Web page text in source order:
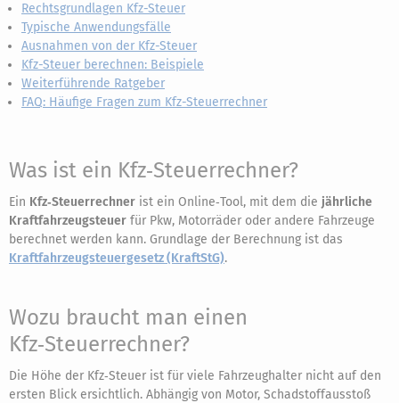
Rechtsgrundlagen Kfz-Steuer
Typische Anwendungsfälle
Ausnahmen von der Kfz-Steuer
Kfz-Steuer berechnen: Beispiele
Weiterführende Ratgeber
FAQ: Häufige Fragen zum Kfz-Steuerrechner
Was ist ein Kfz‑Steuerrechner?
Ein Kfz‑Steuerrechner ist ein Online‑Tool, mit dem die jährliche
Kraftfahrzeugsteuer für Pkw, Motorräder oder andere Fahrzeuge
berechnet werden kann. Grundlage der Berechnung ist das
Kraftfahrzeugsteuergesetz (KraftStG).
Wozu braucht man einen
Kfz‑Steuerrechner?
Die Höhe der Kfz‑Steuer ist für viele Fahrzeughalter nicht auf den
ersten Blick ersichtlich. Abhängig von Motor, Schadstoffausstoß